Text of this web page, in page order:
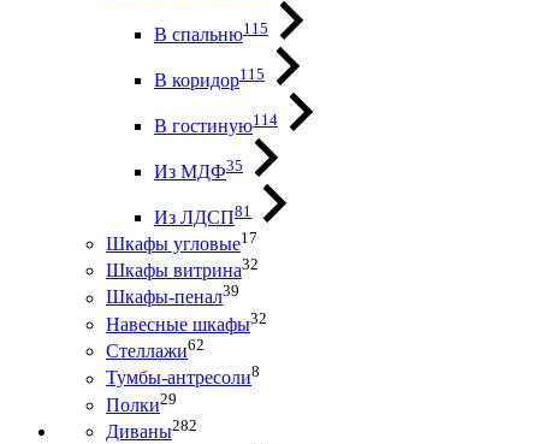
В спальню115
В коридор115
В гостиную114
Из МДФ35
Из ЛДСП81
Шкафы угловые17
Шкафы витрина32
Шкафы-пенал39
Навесные шкафы32
Стеллажи62
Тумбы-антресоли8
Полки29
Диваны282